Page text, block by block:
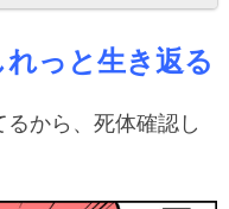
っと生き返る
から、死体確認し